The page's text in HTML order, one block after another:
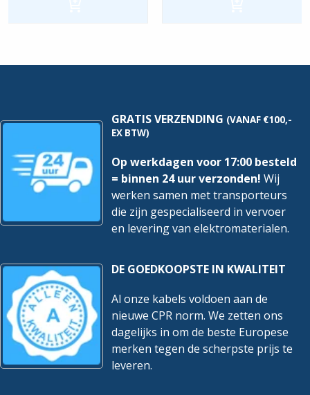
B- C-
GRATIS VERZENDING (VANAF €100,-
EX BTW)
Op werkdagen voor 17:00 besteld
= binnen 24 uur verzonden! Wij
werken samen met transporteurs
die zijn gespecialiseerd in vervoer
en levering van elektromaterialen.
DE GOEDKOOPSTE IN KWALITEIT
Al onze kabels voldoen aan de
nieuwe CPR norm. We zetten ons
dagelijks in om de beste Europese
merken tegen de scherpste prijs te
leveren.